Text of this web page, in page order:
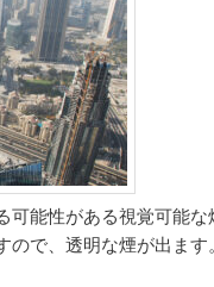
能性がある視覚可能な
ので、透明な煙が出ます